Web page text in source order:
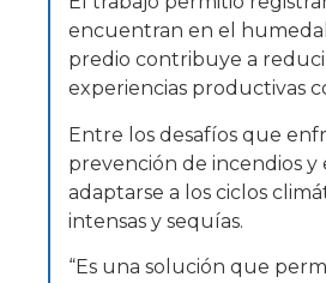
encuentran en el humedal
predio contribuye a
experiencias productivas
Entre los desafíos que
prevención de incendios
adaptarse a los ciclos
intensas y sequías.
“Es una solución que